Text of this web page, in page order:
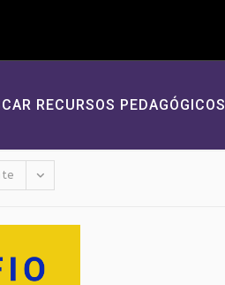
RECURSOS PEDAGÓGICOS